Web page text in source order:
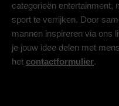
categorieën entertainment,
sport te verrijken. Door
mannen inspireren via ons
je jouw idee delen met
het contactformulier.